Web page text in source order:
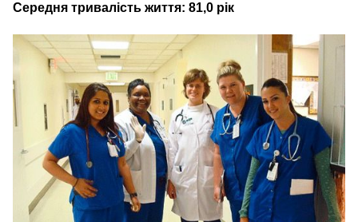
Середня тривалість життя: 81,0 рік